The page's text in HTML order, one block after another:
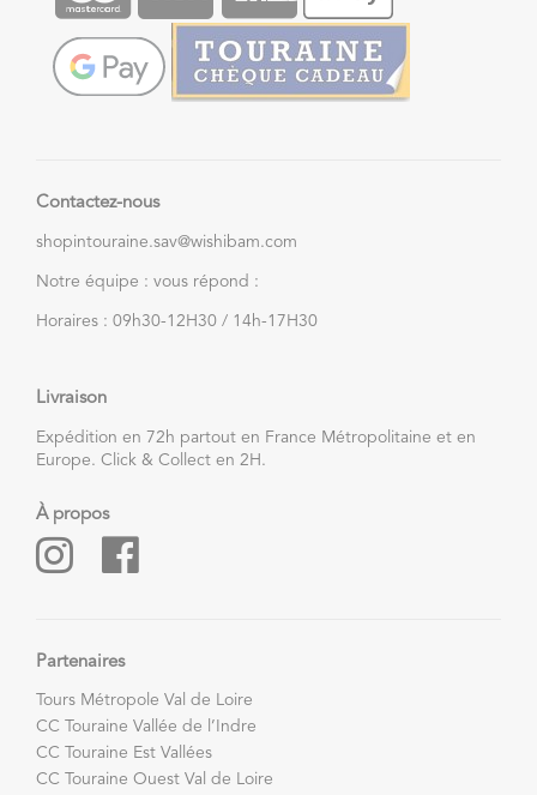
Contactez-nous
shopintouraine.sav@wishibam.com
Notre équipe : vous répond :
Horaires : 09h30-12H30 / 14h-17H30
Livraison
Expédition en 72h partout en France Métropolitaine et en
Europe. Click & Collect en 2H.
À propos
Partenaires
Tours Métropole Val de Loire
CC Touraine Vallée de l’Indre
CC Touraine Est Vallées
CC Touraine Ouest Val de Loire